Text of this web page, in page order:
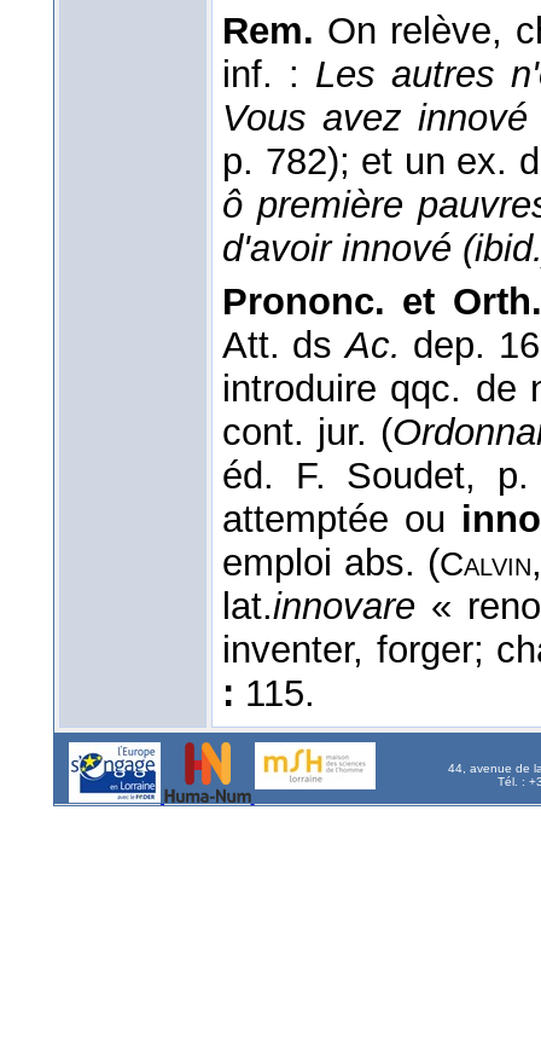
Rem. On relève,
inf. : Les autres
Vous avez
p. 782); et un ex.
ô première
d'avoir innové
Prononc. et
Att. dsAc. dep.
introduire qqc. de
cont. jur. (
éd. F. Soudet,
attemptée ou
emploi abs. (Calvin
lat.innovare «
inventer, forger;
: 115.
44, avenue de
Tél. :